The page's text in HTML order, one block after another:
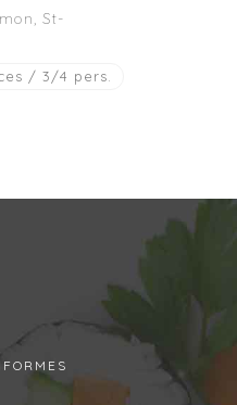
St-
/ 3/4 pers.